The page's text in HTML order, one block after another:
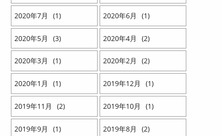
2020 7 1 2020 6 1
2020 5 3 2020 4 2
2020 3 1 2020 2 2
2020 1 1 2019 12 1
2019 11 2 2019 10 1
2019 9 1 2019 8 2